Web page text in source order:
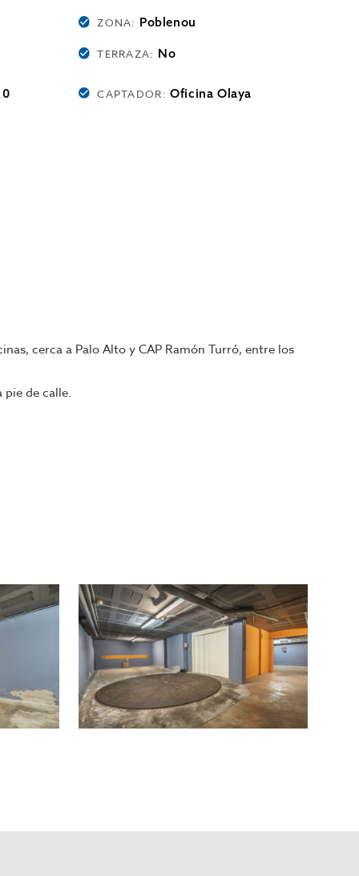
ZONA: Poblenou
TERRAZA: No
0 CAPTADOR:Oficina Olaya
cerca a Palo Alto y CAP Ramón Turró, entre los
de calle.
mayor selección de restaurantes y negocios de